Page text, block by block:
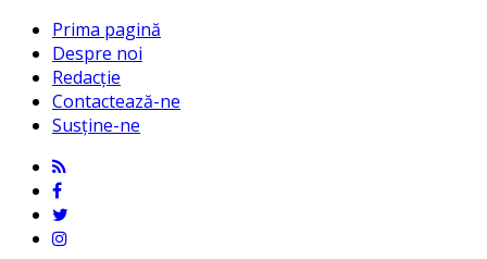
Prima pagină
Despre noi
Redacție
Contactează-ne
Susține-ne